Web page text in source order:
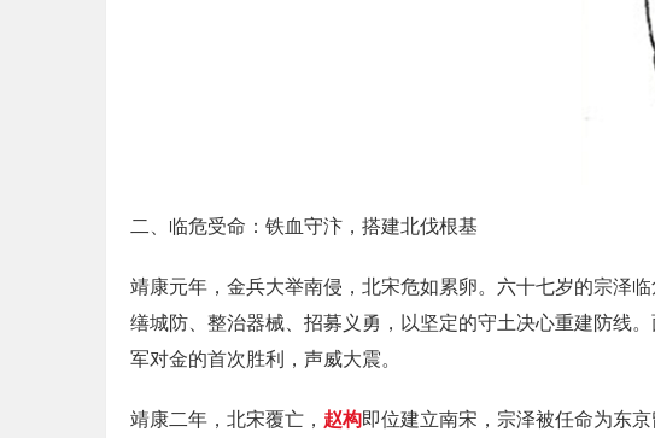
二、临危受命：铁血守汴，搭建北伐根基
靖康元年，金兵大举南侵，北宋危如累卵。六十七岁的宗泽
缮城防、整治器械、招募义勇，以坚定的守土决心重建防线
军对金的首次胜利，声威大震。
靖康二年，北宋覆亡， 赵构即位建立南宋，宗泽被任命为东